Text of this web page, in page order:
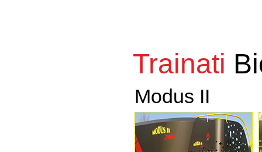
Trainati
Modus II